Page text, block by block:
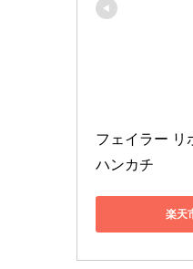
フェイラー
ハンカチ
楽天